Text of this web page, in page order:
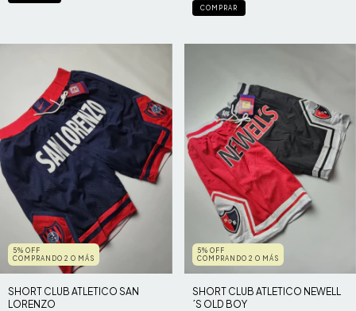
COMPRAR
5% OFF
COMPRANDO 2 O MÁS
SHORT CLUB ATLETICO SAN
LORENZO
5% OFF
COMPRANDO 2 O MÁS
SHORT CLUB ATLETICO NEWELL
´S OLD BOY